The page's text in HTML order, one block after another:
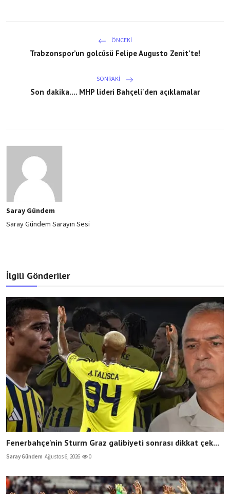
ÖNCEKI
Trabzonspor’un golcüsü Felipe Augusto Zenit’te!
SONRAKI
Son dakika.... MHP lideri Bahçeli'den açıklamalar
Saray Gündem
Saray Gündem Sarayın Sesi
İlgili Gönderiler
Fenerbahçe'nin Sturm Graz galibiyeti sonrası dikkat çek...
Saray Gündem Ağustos 6, 2026 0